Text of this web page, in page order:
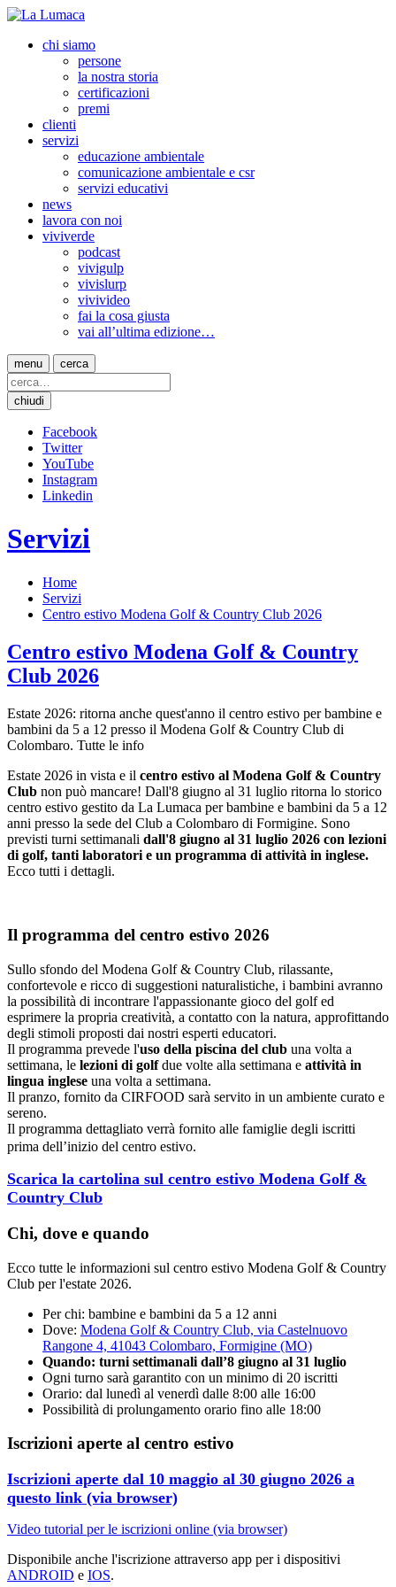
chi siamo
persone
la nostra storia
certificazioni
premi
clienti
servizi
educazione ambientale
comunicazione ambientale e csr
servizi educativi
news
lavora con noi
viviverde
podcast
vivigulp
vivislurp
vivivideo
fai la cosa giusta
vai all’ultima edizione…
menu cerca
chiudi
Facebook
Twitter
YouTube
Instagram
Linkedin
Servizi
Home
Servizi
Centro estivo Modena Golf & Country Club 2026
Centro estivo Modena Golf & Country
Club 2026
Estate 2026: ritorna anche quest'anno il centro estivo per bambine e
bambini da 5 a 12 presso il Modena Golf & Country Club di
Colombaro. Tutte le info
Estate 2026 in vista e il centro estivo al Modena Golf & Country
Club non può mancare! Dall'8 giugno al 31 luglio ritorna lo storico
centro estivo gestito da La Lumaca per bambine e bambini da 5 a 12
anni presso la sede del Club a Colombaro di Formigine. Sono
previsti turni settimanali dall'8 giugno al 31 luglio 2026 con lezioni
di golf, tanti laboratori e un programma di attività in inglese.
Ecco tutti i dettagli.
Il programma del centro estivo 2026
Sullo sfondo del Modena Golf & Country Club, rilassante,
confortevole e ricco di suggestioni naturalistiche, i bambini avranno
la possibilità di incontrare l'appassionante gioco del golf ed
esprimere la propria creatività, a contatto con la natura, approfittando
degli stimoli proposti dai nostri esperti educatori.
Il programma prevede l'uso della piscina del club una volta a
settimana, le lezioni di golfdue volte alla settimana e attività in
lingua inglese una volta a settimana.
Il pranzo, fornito da CIRFOOD sarà servito in un ambiente curato e
sereno.
Il programma dettagliato verrà fornito alle famiglie degli iscritti
prima dell’inizio del centro estivo.
Scarica la cartolina sul centro estivo Modena Golf &
Country Club
Chi, dove e quando
Ecco tutte le informazioni sul centro estivo Modena Golf & Country
Club per l'estate 2026.
Per chi: bambine e bambini da 5 a 12 anni
Dove: Modena Golf & Country Club, via Castelnuovo
Rangone 4, 41043 Colombaro, Formigine (MO)
Quando: turni settimanali dall’8 giugno al 31 luglio
Ogni turno sarà garantito con un minimo di 20 iscritti
Orario: dal lunedì al venerdì dalle 8:00 alle 16:00
Possibilità di prolungamento orario fino alle 18:00
Iscrizioni aperte al centro estivo
Iscrizioni aperte dal 10 maggio al 30 giugno 2026 a
questo link (via browser)
Video tutorial per le iscrizioni online (via browser)
Disponibile anche l'iscrizione attraverso app per i dispositivi
ANDROID e IOS.